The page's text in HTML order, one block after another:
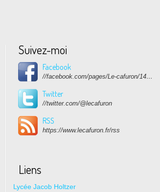
Suivez-moi
Facebook
//facebook.com/pages/Le-cafuron/1415682768741632
Twitter
//twitter.com/@lecafuron
RSS
https://www.lecafuron.fr/rss
Liens
Lycée Jacob Holtzer